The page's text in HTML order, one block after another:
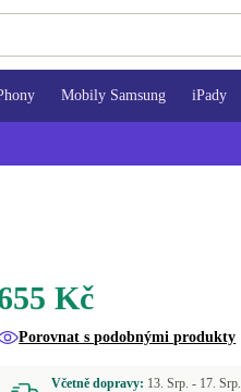
Mobily Samsung iPady
Kč
Porovnat s podobnými produkty
Včetně dopravy: 13. Srp. - 17. Srp.